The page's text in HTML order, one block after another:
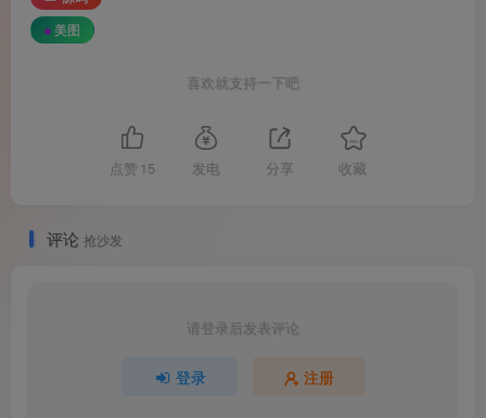
美图
喜欢就支持一下吧
点赞 15 发电 分享 收藏
评论 抢沙发
请登录后发表评论
登录 注册